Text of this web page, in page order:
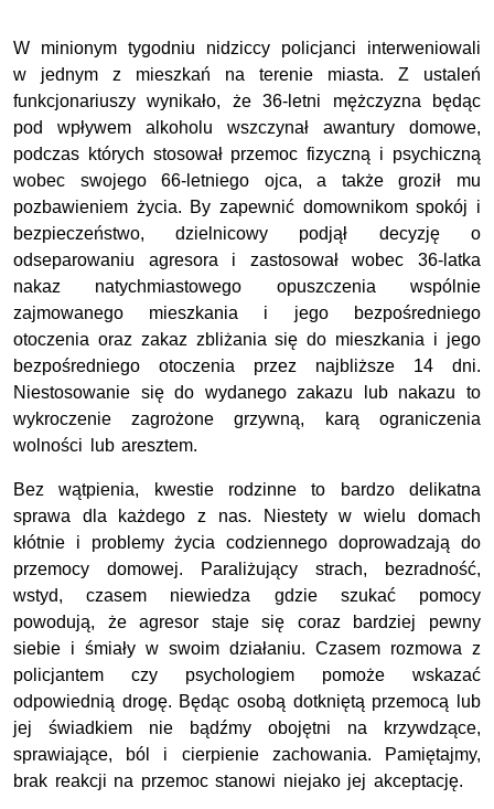
W minionym tygodniu nidziccy policjanci interweniowali
w jednym z mieszkań na terenie miasta. Z ustaleń
funkcjonariuszy wynikało, że 36-letni mężczyzna będąc
pod wpływem alkoholu wszczynał awantury domowe,
podczas których stosował przemoc fizyczną i psychiczną
wobec swojego 66-letniego ojca, a także groził mu
pozbawieniem życia. By zapewnić domownikom spokój i
bezpieczeństwo, dzielnicowy podjął decyzję o
odseparowaniu agresora i zastosował wobec 36-latka
nakaz natychmiastowego opuszczenia wspólnie
zajmowanego mieszkania i jego bezpośredniego
otoczenia oraz zakaz zbliżania się do mieszkania i jego
bezpośredniego otoczenia przez najbliższe 14 dni.
Niestosowanie się do wydanego zakazu lub nakazu to
wykroczenie zagrożone grzywną, karą ograniczenia
wolności lub aresztem.
Bez wątpienia, kwestie rodzinne to bardzo delikatna
sprawa dla każdego z nas. Niestety w wielu domach
kłótnie i problemy życia codziennego doprowadzają do
przemocy domowej. Paraliżujący strach, bezradność,
wstyd, czasem niewiedza gdzie szukać pomocy
powodują, że agresor staje się coraz bardziej pewny
siebie i śmiały w swoim działaniu. Czasem rozmowa z
policjantem czy psychologiem pomoże wskazać
odpowiednią drogę. Będąc osobą dotkniętą przemocą lub
jej świadkiem nie bądźmy obojętni na krzywdzące,
sprawiające, ból i cierpienie zachowania. Pamiętajmy,
brak reakcji na przemoc stanowi niejako jej akceptację.